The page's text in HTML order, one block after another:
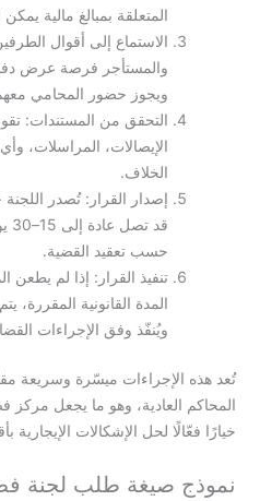
المتعلقة بمبالغ مالية
الاستماع إلى أقوال
والمستأجر فرصة عرض
ويجوز حضور المحامي معهم
التحقق من المستندات:
الإيصالات، المراسلات،
الخلاف.
إصدار القرار: تُصدر
حسب تعقيد القضية.
تنفيذ القرار: إذا لم
المدة القانونية المقررة،
ويُنفّذ وفق الإجراءات
تُعد هذه الإجراءات ميسّرة وسريعة
المحاكم العادية، وهو ما يجعل مركز
خيارًا فعّالًا لحل الإشكالات الإيجارية
نموذج صيغة طلب لجنة فض